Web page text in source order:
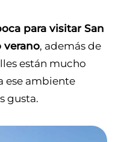
para visitar San
verano, además de
están mucho
ese ambiente
gusta.